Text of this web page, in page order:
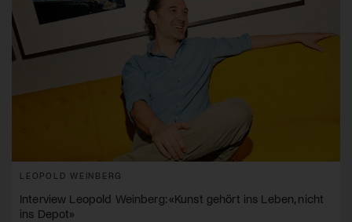
LEOPOLD WEINBERG
Interview Leopold Weinberg: «Kunst gehört ins Leben, nicht
ins Depot»